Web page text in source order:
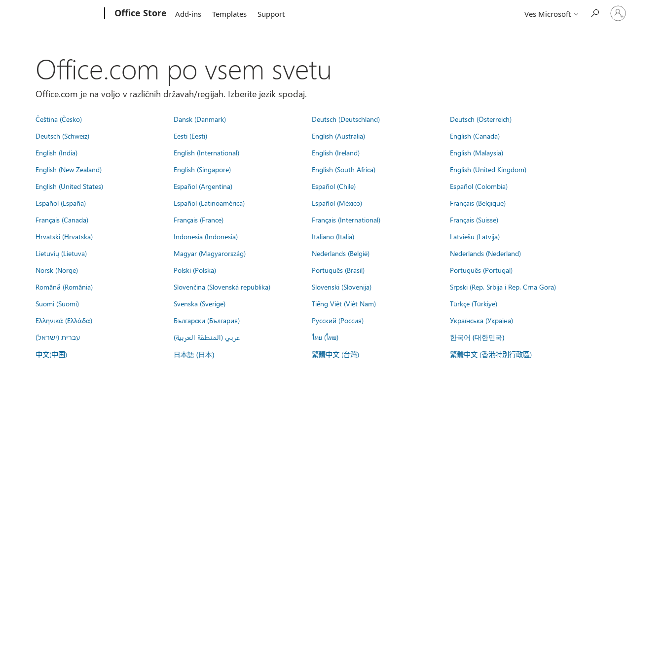
Office Store Add-ins Templates Support Ves Microsoft
Vpišite
se
Office.com po vsem svetu
Office.com je na voljo v različnih državah/regijah. Izberite jezik spodaj.
Čeština (Česko) Dansk (Danmark) Deutsch (Deutschland)
Deutsch (Österreich)
Deutsch (Schweiz)
Eesti (Eesti) English (Australia)
English (Canada)
English (India)
English (International) English (Ireland)
English (Malaysia)
English (New Zealand)
English (Singapore) English (South Africa)
English (United Kingdom)
English (United States)
Español (Argentina) Español (Chile)
Español (Colombia)
Español (España)
Español (Latinoamérica) Español (México)
Français (Belgique)
Français (Canada)
Français (France) Français (International)
Français (Suisse)
Hrvatski (Hrvatska)
Indonesia (Indonesia) Italiano (Italia)
Latviešu (Latvija)
Lietuvių (Lietuva)
Magyar (Magyarország) Nederlands (België)
Nederlands (Nederland)
Norsk (Norge)
Polski (Polska) Português (Brasil)
Português (Portugal)
Română (România)
Slovenčina (Slovenská republika) Slovenski (Slovenija)
Srpski (Rep. Srbija i Rep. Crna Gora)
Suomi (Suomi)
Svenska (Sverige) Tiếng Việt (Việt Nam)
Türkçe (Türkiye)
Ελληνικά (Ελλάδα)
Български (България) Русский (Россия)
Українська (Україна)
עברית (ישראל)
عربي (المنطقة العربية) ไทย (ไทย) 한국어 (대한민국)
中文(中国) 日本語 (日本) 繁體中文 (台灣) 繁體中文 (香港特別行政區)